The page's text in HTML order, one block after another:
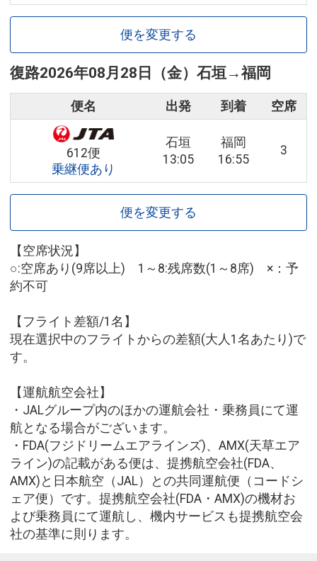
便を変更する
復路2026年08月28日（金） 石垣→福岡
便名 出発 到着 空席
612便
乗継便あり
石垣
13:05
福岡
16:55
3
便を変更する
【空席状況】
○:空席あり(9席以上) 1～8:残席数(1～8席) ×：予
約不可
【フライト差額/1名】
現在選択中のフライトからの差額(大人1名あたり)で
す。
【運航航空会社】
・JALグループ内のほかの運航会社・乗務員にて運
航となる場合がございます。
・FDA(フジドリームエアラインズ)、AMX(天草エア
ライン)の記載がある便は、提携航空会社(FDA、
AMX)と日本航空（JAL）との共同運航便（コードシ
ェア便）です。提携航空会社(FDA・AMX)の機材お
よび乗務員にて運航し、機内サービスも提携航空会
社の基準に則ります。